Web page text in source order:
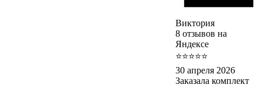
Виктория
8 отзывов на
Яндексе
⭐⭐⭐⭐⭐
30 апреля 2026
Заказала комплект